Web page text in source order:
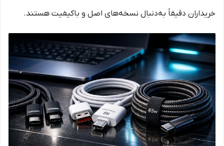
خریداران دقیقاً به‌دنبال نسخه‌های اصل و باکیفیت هستند.